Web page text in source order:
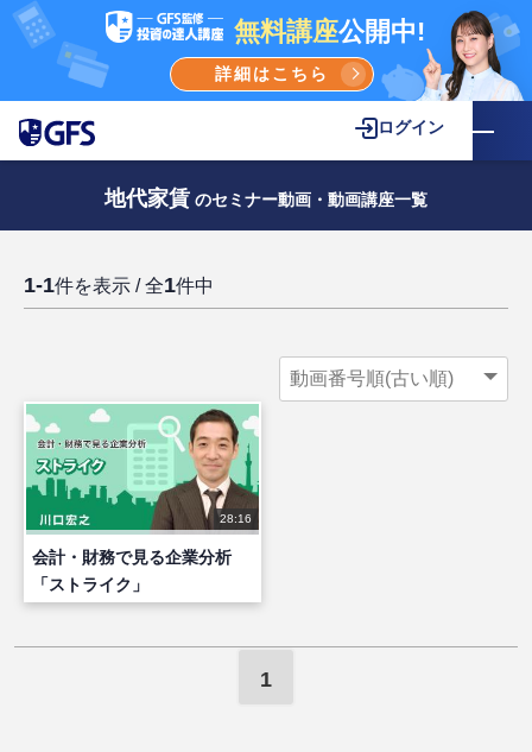
無料講座公開中!
詳細はこちら
ログイン
地代家賃 のセミナー動画・動画講座一覧
1-1件を表示 / 全1件中
28:16
会計・財務で見る企業分析
「ストライク」
1